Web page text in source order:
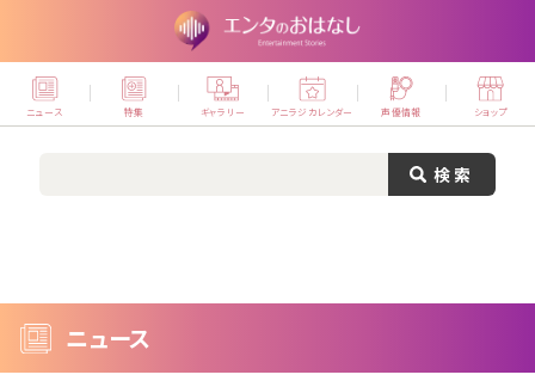
ニュース 特集 ギャラリー アニラジカレンダー 声優情報 ショップ
ニュース